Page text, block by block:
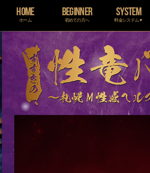
HOME
ホーム
BEGINNER
初めての方へ
SYSTEM
料金システム▼